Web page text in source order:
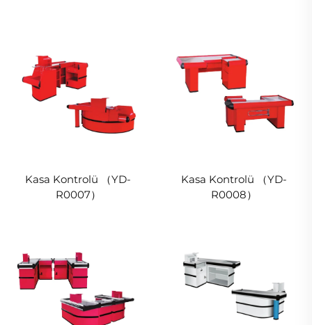
Kasa Kontrolü （YD-
R0007）
Kasa Kontrolü （YD-
R0008）